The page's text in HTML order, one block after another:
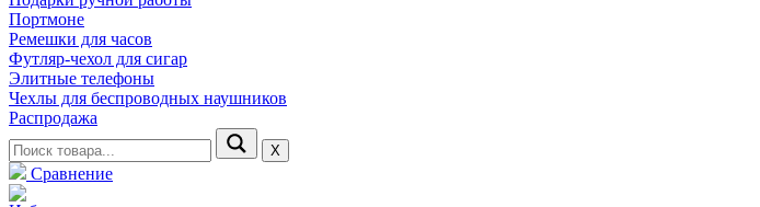
Портмоне
Ремешки для часов
Футляр-чехол для сигар
Элитные телефоны
Чехлы для беспроводных наушников
Распродажа
Х
Сравнение